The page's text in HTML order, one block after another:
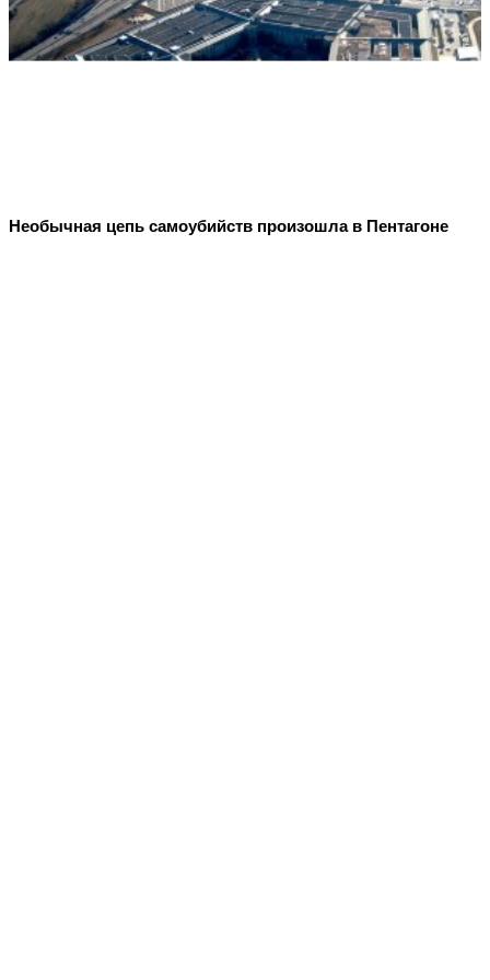
Необычная цепь самоубийств произошла в Пентагоне